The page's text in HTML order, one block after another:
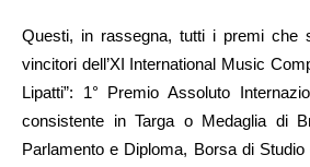
Questi, in rassegna, tutti i premi che
vincitori dell’XI International Music
Lipatti”: 1° Premio Assoluto
consistente in Targa o Medaglia di
Parlamento e Diploma, Borsa di